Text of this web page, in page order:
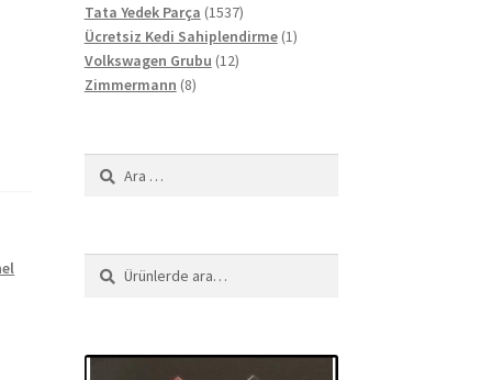
Tata Yedek Parça 15371537
ürün
Ücretsiz Kedi Sahiplendirme 11
Volkswagen Grubu 1212
Zimmermann 88
Arama:
Ara:
Ara